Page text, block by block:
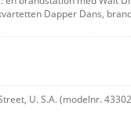
Dapper Dans,
U. S.A. (modelnr.